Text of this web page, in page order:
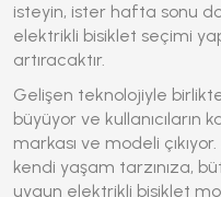
isteyin, ister hafta sonu
elektrikli bisiklet seçimi
artıracaktır.
Gelişen teknolojiyle
büyüyor ve kullanıcıların
markası ve modeli
kendi yaşam tarzınıza,
uygun elektrikli bisiklet